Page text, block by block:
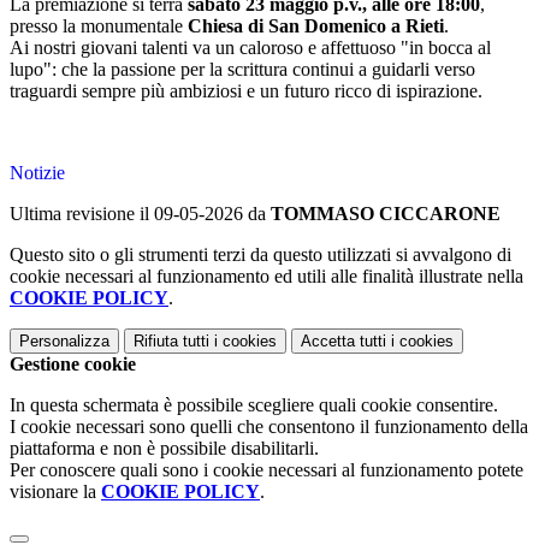
La premiazione si terrà sabato 23 maggio p.v., alle ore 18:00,
presso la monumentale Chiesa di San Domenico a Rieti.
Ai nostri giovani talenti va un caloroso e affettuoso "in bocca al
lupo": che la passione per la scrittura continui a guidarli verso
traguardi sempre più ambiziosi e un futuro ricco di ispirazione.
Notizie
Ultima revisione il 09-05-2026 da TOMMASO CICCARONE
Questo sito o gli strumenti terzi da questo utilizzati si avvalgono di
cookie necessari al funzionamento ed utili alle finalità illustrate nella
COOKIE POLICY.
Personalizza Rifiuta tutti i cookies Accetta tutti i cookies
Gestione cookie
In questa schermata è possibile scegliere quali cookie consentire.
I cookie necessari sono quelli che consentono il funzionamento della
piattaforma e non è possibile disabilitarli.
Per conoscere quali sono i cookie necessari al funzionamento potete
visionare la COOKIE POLICY.